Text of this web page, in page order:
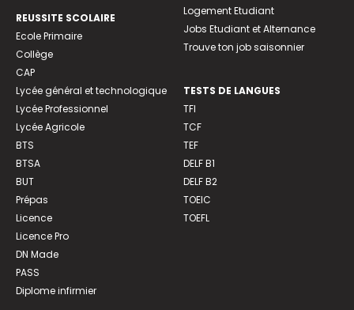
REUSSITE SCOLAIRE
Ecole Primaire
Collège
CAP
Lycée général et technologique
Lycée Professionnel
Lycée Agricole
BTS
BTSA
BUT
Prépas
Licence
Licence Pro
DN Made
PASS
Diplome infirmier
Logement Etudiant
Jobs Etudiant et Alternance
Trouve ton job saisonnier
TESTS DE LANGUES
TFI
TCF
TEF
DELF B1
DELF B2
TOEIC
TOEFL